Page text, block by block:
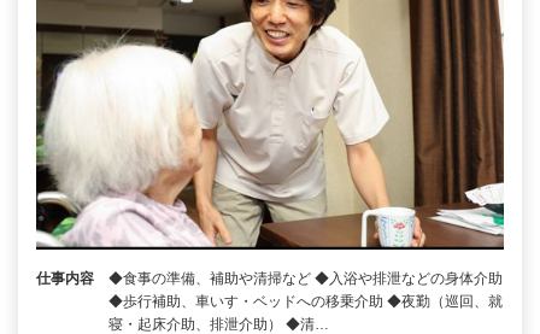
仕事内容
◆食事の準備、補助や清掃など ◆入浴や排泄などの身体介助
◆歩行補助、車いす・ベッドへの移乗介助 ◆夜勤（巡回、就
寝・起床介助、排泄介助） ◆清…